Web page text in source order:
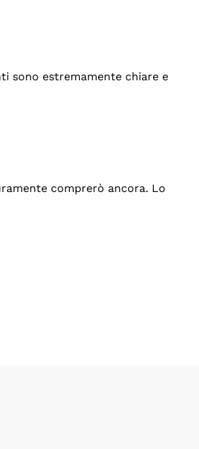
sono estremamente chiare e
comprerò ancora. Lo